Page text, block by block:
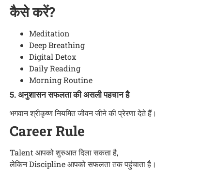
कैसे करें?
Meditation
Deep Breathing
Digital Detox
Daily Reading
Morning Routine
5. अनुशासन सफलता की असली पहचान है
भगवान श्रीकृष्ण नियमित जीवन जीने की प्रेरणा देते हैं।
Career Rule
Talent आपको शुरुआत दिला सकता है,
लेकिन Discipline आपको सफलता तक पहुंचाता है।